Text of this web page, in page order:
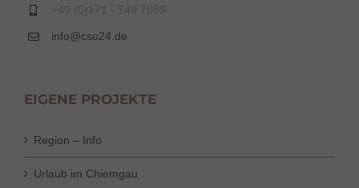
info@cso24.de
EIGENE PROJEKTE
Region – Info
Urlaub im Chiemgau